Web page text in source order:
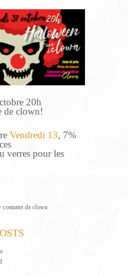
20h
de clown!
Vendredi 13, 7%
verres pour les
costume de clown